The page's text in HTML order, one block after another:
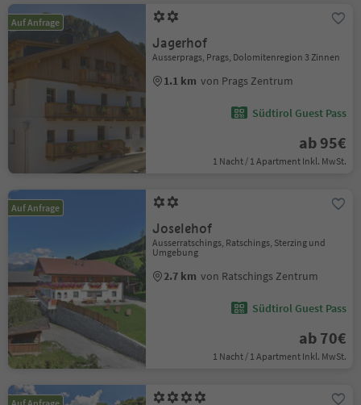
Auf Anfrage
Jagerhof
Ausserprags, Prags, Dolomitenregion 3 Zinnen
1.1 km von Prags Zentrum
Südtirol Guest Pass
ab 95€
1 Nacht / 1 Apartment Inkl. MwSt.
Auf Anfrage
Joselehof
Ausserratschings, Ratschings, Sterzing und
Umgebung
2.7 km von Ratschings Zentrum
Südtirol Guest Pass
ab 70€
1 Nacht / 1 Apartment Inkl. MwSt.